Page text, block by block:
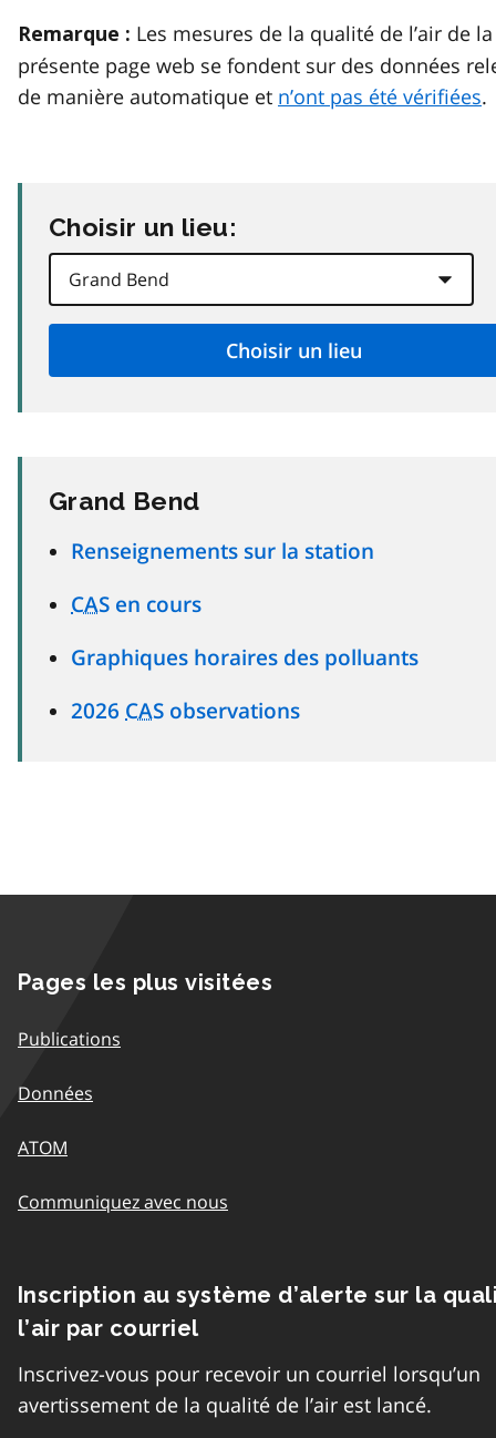
Remarque : Les mesures de la qualité de l’air de la
présente page web se fondent sur des données
de manière automatique et n’ont pas été vérifiées.
Choisir un lieu:
Grand Bend
Renseignements sur la station
CAS en cours
Graphiques horaires des polluants
2026 CAS observations
Pages les plus visitées
Publications
Données
ATOM
Communiquez avec nous
Inscription au système d’alerte sur la
l’air par courriel
Inscrivez-vous pour recevoir un courriel lorsqu’un
avertissement de la qualité de l’air est lancé.